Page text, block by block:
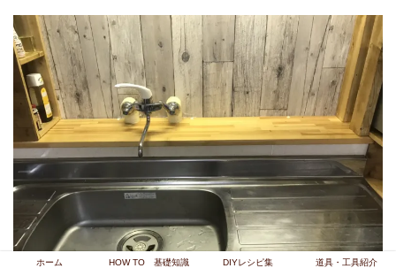
ホーム HOW TO 基礎知識 DIYレシピ集 道具・工具紹介